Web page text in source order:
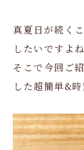
真夏日が続く
したいですよね
そこで今回ご
した超簡単&時